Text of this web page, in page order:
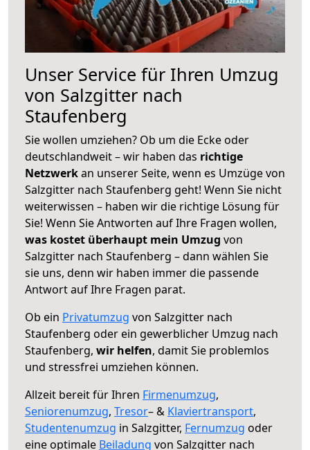
Unser Service für Ihren Umzug
von Salzgitter nach
Staufenberg
Sie wollen umziehen? Ob um die Ecke oder
deutschlandweit – wir haben das richtige
Netzwerkan unserer Seite, wenn es Umzüge von
Salzgitter nach Staufenberg geht! Wenn Sie nicht
weiterwissen – haben wir die richtige Lösung für
Sie! Wenn Sie Antworten auf Ihre Fragen wollen,
was kostet überhaupt mein Umzug von
Salzgitter nach Staufenberg – dann wählen Sie
sie uns, denn wir haben immer die passende
Antwort auf Ihre Fragen parat.
Ob ein Privatumzug von Salzgitter nach
Staufenberg oder ein gewerblicher Umzug nach
Staufenberg, wir helfen, damit Sie problemlos
und stressfrei umziehen können.
Allzeit bereit für Ihren Firmenumzug,
Seniorenumzug, Tresor– & Klaviertransport,
Studentenumzug in Salzgitter, Fernumzug oder
eine optimale Beiladung von Salzgitter nach